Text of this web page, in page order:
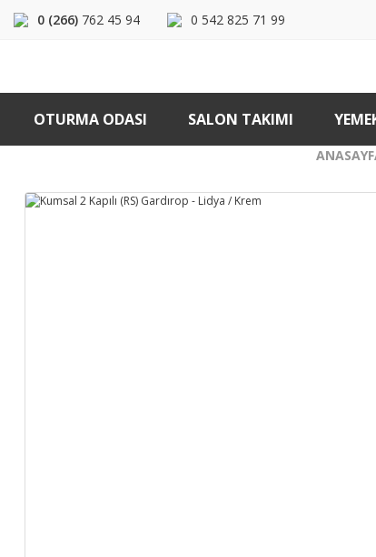
0 (266) 762 45 94 0 542 825 71 99
OTURMA ODASI SALON TAKIMI